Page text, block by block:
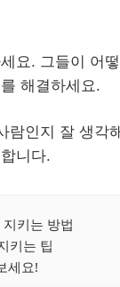
요. 그들이 어
해결하세요.
인지 잘 생각
니다.
키는 방법
키는 팁
세요!